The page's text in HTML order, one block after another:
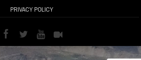
PRIVACY POLICY